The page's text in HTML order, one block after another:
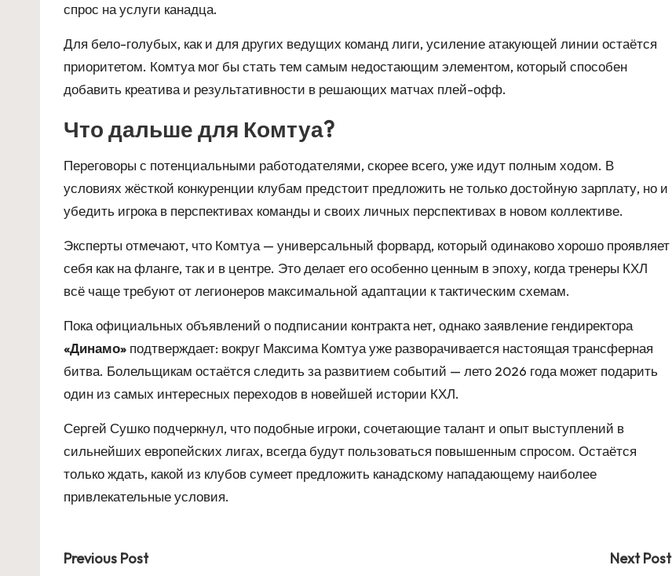
спрос на услуги канадца.
Для бело-голубых, как и для других ведущих команд лиги, усиление атакующей линии остаётся
приоритетом. Комтуа мог бы стать тем самым недостающим элементом, который способен
добавить креатива и результативности в решающих матчах плей-офф.
Что дальше для Комтуа?
Переговоры с потенциальными работодателями, скорее всего, уже идут полным ходом. В
условиях жёсткой конкуренции клубам предстоит предложить не только достойную зарплату, но и
убедить игрока в перспективах команды и своих личных перспективах в новом коллективе.
Эксперты отмечают, что Комтуа — универсальный форвард, который одинаково хорошо проявляет
себя как на фланге, так и в центре. Это делает его особенно ценным в эпоху, когда тренеры КХЛ
всё чаще требуют от легионеров максимальной адаптации к тактическим схемам.
Пока официальных объявлений о подписании контракта нет, однако заявление гендиректора
«Динамо» подтверждает: вокруг Максима Комтуа уже разворачивается настоящая трансферная
битва. Болельщикам остаётся следить за развитием событий — лето 2026 года может подарить
один из самых интересных переходов в новейшей истории КХЛ.
Сергей Сушко подчеркнул, что подобные игроки, сочетающие талант и опыт выступлений в
сильнейших европейских лигах, всегда будут пользоваться повышенным спросом. Остаётся
только ждать, какой из клубов сумеет предложить канадскому нападающему наиболее
привлекательные условия.
Post
Previous Post Next Post